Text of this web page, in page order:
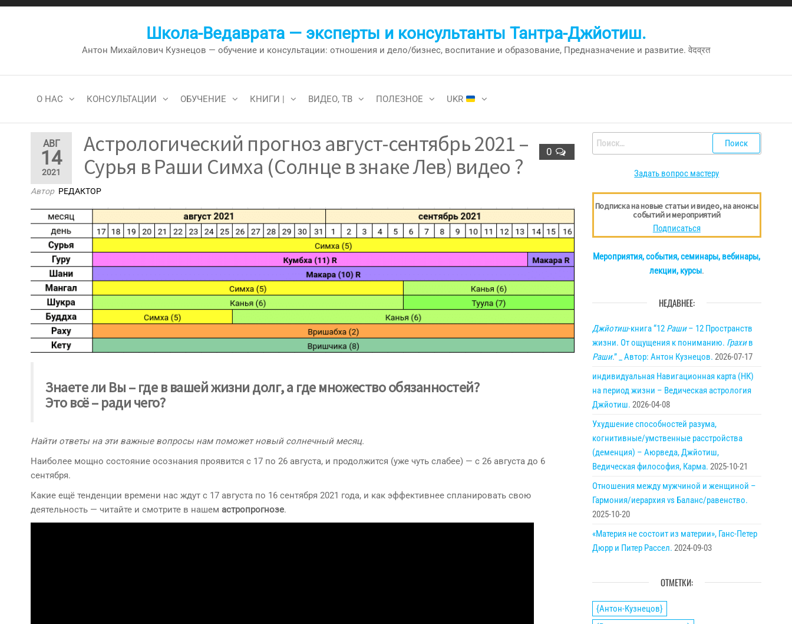
Перейти
Школа-Ведаврата — эксперты и консультанты Тантра-Джйотиш.
Антон Михайлович Кузнецов — обучение и консультации: отношения и дело/бизнес, воспитание и образование, Предназначение и развитие. वेदव्रत
О НАС КОНСУЛЬТАЦИИ ОБУЧЕНИЕ КНИГИ | ВИДЕО, ТВ ПОЛЕЗНОЕ UKR
АВГ
14
2021
0
Астрологический прогноз август-сентябрь 2021 –
Сурья в Раши Симха (Солнце в знаке Лев) видео ?
Автор РЕДАКТОР
Знаете ли Вы – где в вашей жизнидолг, а где множество обязанностей?
Это всё – радичего?
Найти ответы на эти важные вопросы нам поможет новый солнечный месяц.
Наиболее мощно состояние осознания проявится с 17 по 26 августа, и продолжится (уже чуть слабее) — с 26 августа до 6
сентября.
Какие ещё тенденции времени нас ждут с 17 августа по 16 сентября 2021 года, и как эффективнее спланировать свою
деятельность — читайте и смотрите в нашем астропрогнозе.
Найти:
Задать вопрос мастеру
Подписка на новые статьи и видео, на анонсы
событий и мероприятий
Подписаться
Мероприятия, события, семинары, вебинары,
лекции, курсы.
НЕДАВНЕЕ:
Джйотиш-книга “12 Раши– 12 Пространств
жизни. От ощущения к пониманию. Грахив
Раши.” _ Автор: Антон Кузнецов. 2026-07-17
индивидуальная Навигационная карта (НК)
на период жизни – Ведическая астрология
Джйотиш. 2026-04-08
Ухудшение способностей разума,
когнитивные/умственные расстройства
(деменция) – Аюрведа, Джйотиш,
Ведическая философия, Карма. 2025-10-21
Отношения между мужчиной и женщиной –
Гармония/иерархия vs Баланс/равенство.
2025-10-20
«Материя не состоит из материи», Ганс-Петер
Дюрр и Питер Рассел. 2024-09-03
ОТМЕТКИ:
{Антон-Кузнецов}